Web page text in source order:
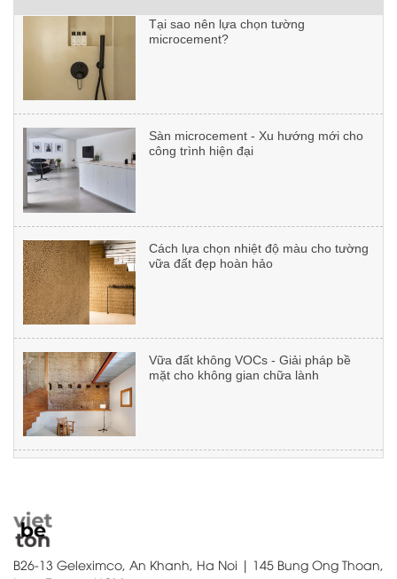
Dự án: Nguyễn Xiển
Dự án: CHADWICK INTERNATIONAL
Dự án: Nhà ở 37 Lê Đại Hành
B26-13 Geleximco, An Khanh, Ha Noi | 145 Bung Ong Thoan,